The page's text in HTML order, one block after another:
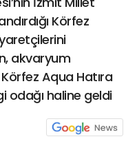
Körfez
akvaryum
Aqua Hatıra
odağı haline geldi